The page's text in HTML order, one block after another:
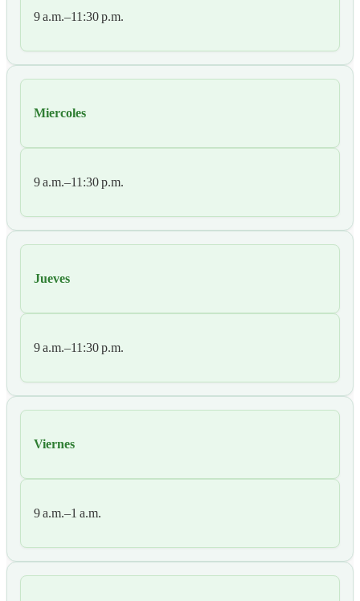
9 a.m.–11:30 p.m.
Miercoles
9 a.m.–11:30 p.m.
Jueves
9 a.m.–11:30 p.m.
Viernes
9 a.m.–1 a.m.